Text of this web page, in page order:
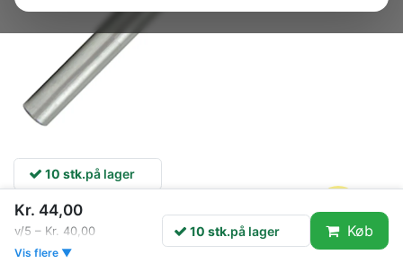
10 stk.på lager
HSS Spiralbor, metal, hårdt træ
m.m.
Kr. 44,00
v/5 – Kr. 40,00
Vis flere ▼
10 stk.på lager Køb